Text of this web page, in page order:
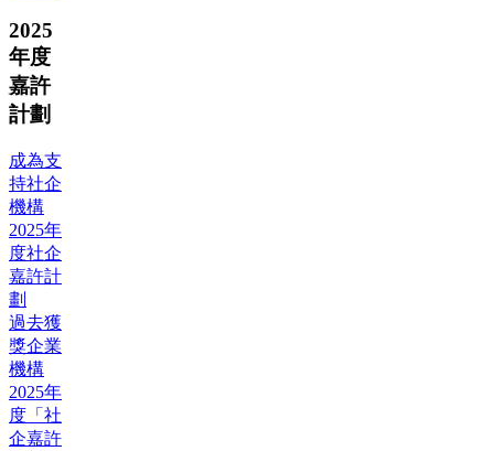
2025
年度
嘉許
計劃
成為支
持社企
機構
2025年
度社企
嘉許計
劃
過去獲
獎企業
機構
2025年
度「社
企嘉許